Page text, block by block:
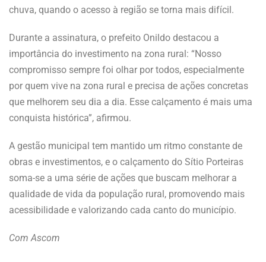
chuva, quando o acesso à região se torna mais difícil.
Durante a assinatura, o prefeito Onildo destacou a
importância do investimento na zona rural: “Nosso
compromisso sempre foi olhar por todos, especialmente
por quem vive na zona rural e precisa de ações concretas
que melhorem seu dia a dia. Esse calçamento é mais uma
conquista histórica”, afirmou.
A gestão municipal tem mantido um ritmo constante de
obras e investimentos, e o calçamento do Sítio Porteiras
soma-se a uma série de ações que buscam melhorar a
qualidade de vida da população rural, promovendo mais
acessibilidade e valorizando cada canto do município.
Com Ascom